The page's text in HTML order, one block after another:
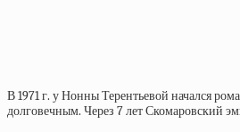
В 1971 г. у Нонны Терентьевой начался
долговечным. Через 7 лет Скомаровский